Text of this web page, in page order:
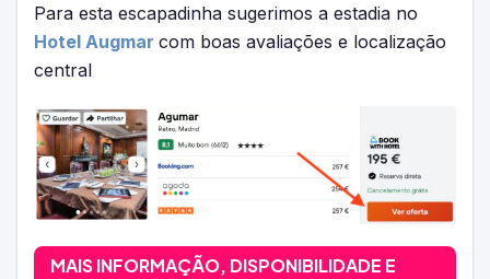
Para esta escapadinha sugerimos a estadia no
Hotel Augmar com boas avaliações e localização
central
MAIS INFORMAÇÃO, DISPONIBILIDADE E